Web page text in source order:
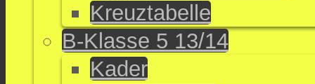
Kreuztabelle
B-Klasse 5 13/14
Kader